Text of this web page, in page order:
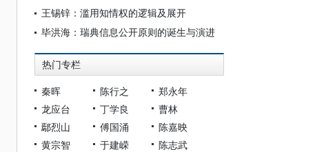
王锡锌：滥用知情权的逻辑及展开
毕洪海：瑞典信息公开原则的诞生与演进
热门专栏
秦晖 陈行之
郑永年
龙应台
丁学良
曹林
鄢烈山
傅国涌
陈嘉映
黄宗智
于建嵘
陈志武